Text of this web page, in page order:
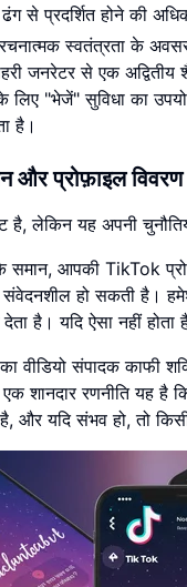
से प्रदर्शित होने की
स्वतंत्रता के
जनरेटर से एक
"भेजें" सुविधा का
है।
और प्रोफ़ाइल विवरण
लेकिन यह अपनी
आपकी TikTok
हो सकती है।
है। यदि ऐसा नहीं होता
वीडियो संपादक काफी
शानदार रणनीति यह है
यदि संभव हो, तो